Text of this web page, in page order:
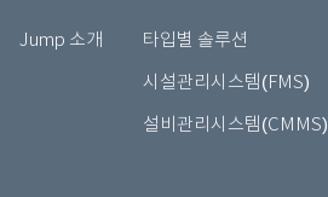
Jump 소개 타입별 솔루션
시설관리시스템(FMS)
설비관리시스템(CMMS)